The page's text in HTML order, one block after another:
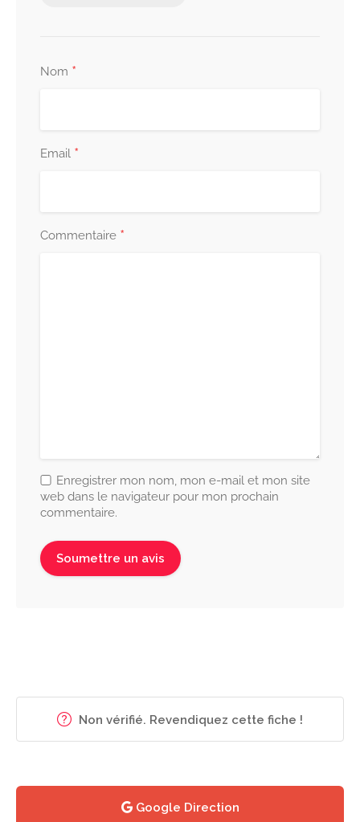
Nom *
Email *
Commentaire *
Enregistrer mon nom, mon e-mail et mon site
web dans le navigateur pour mon prochain
commentaire.
Non vérifié. Revendiquez cette fiche !
Google Direction